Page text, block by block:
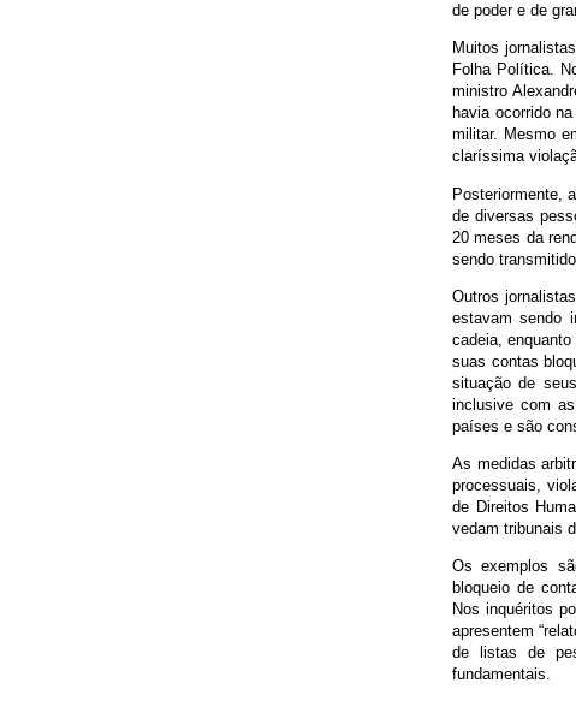
de poder e de
Muitos
Folha Política.
ministro
havia ocorrido
militar. Mesmo
claríssima
Posteriormente,
de diversas
20 meses da
sendo
Outros
estavam sendo
cadeia,
suas contas
situação de
inclusive com
países e são
As medidas
processuais,
de Direitos
vedam tribunais
Os exemplos
bloqueio de
Nos inquéritos
apresentem
de listas de
fundamentais.